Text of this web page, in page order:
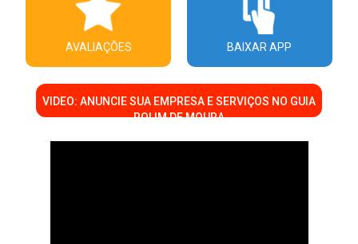
AVALIAÇÕES BAIXAR APP
VIDEO: ANUNCIE SUA EMPRESA E SERVIÇOS NO GUIA
ROLIM DE MOURA